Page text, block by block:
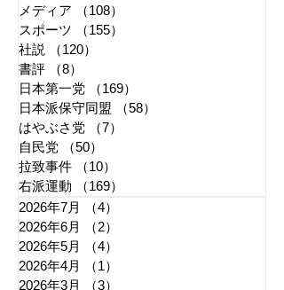
メディア
（108）
スポーツ
（155）
社説
（120）
書評
（8）
日本第一党
（169）
日本派保守同盟
（58）
はやぶさ党
（7）
自民党
（50）
拉致事件
（10）
右派運動
（169）
2026年7月
（4）
2026年6月
（2）
2026年5月
（4）
2026年4月
（1）
2026年3月
（3）